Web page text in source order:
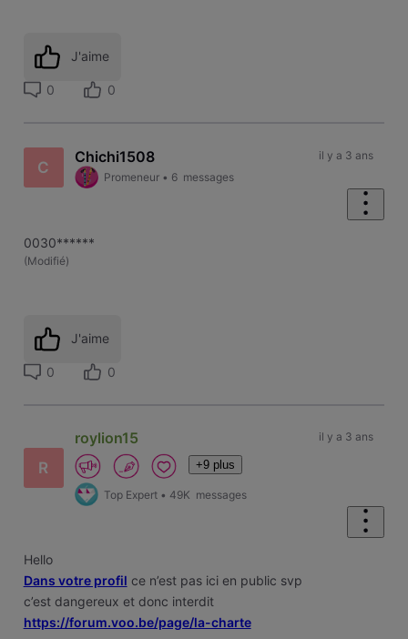
J'aime
0 0
C
Chichi1508
Promeneur • 6 messages
il y a 3 ans
0030******
(Modifié)
J'aime
0 0
R
roylion15
+9 plus
Top Expert • 49K messages
il y a 3 ans
Hello
Dans votre profil ce n’est pas ici en public svp
c’est dangereux et donc interdit
https://forum.voo.be/page/la-charte